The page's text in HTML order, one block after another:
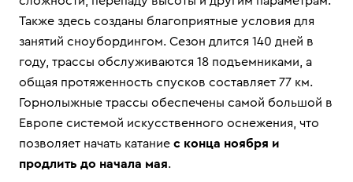
Также здесь созданы благоприятные условия для
занятий сноубордингом. Сезон длится 140 дней в
году, трассы обслуживаются 18 подъемниками, а
общая протяженность спусков составляет 77 км.
Горнолыжные трассы обеспечены самой большой в
Европе системой искусственного оснежения, что
позволяет начать катание с конца ноября и
продлить до начала мая.